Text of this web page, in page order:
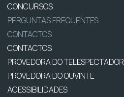
CONCURSOS
PERGUNTAS FREQUENTES
CONTACTOS
CONTACTOS
PROVEDORA DO TELESPECTADOR
PROVEDORA DO OUVINTE
ACESSIBILIDADES